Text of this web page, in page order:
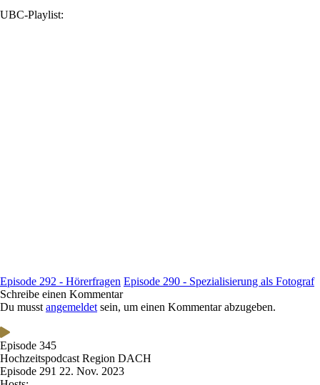
UBC-Playlist:
Episode 292 - Hörerfragen Episode 290 - Spezialisierung als Fotograf
Schreibe einen Kommentar
Du musst angemeldet sein, um einen Kommentar abzugeben.
Episode 345
Hochzeitspodcast Region DACH
Episode 291 22. Nov. 2023